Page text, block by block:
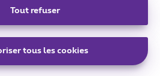
Tout refuser
tous les cookies